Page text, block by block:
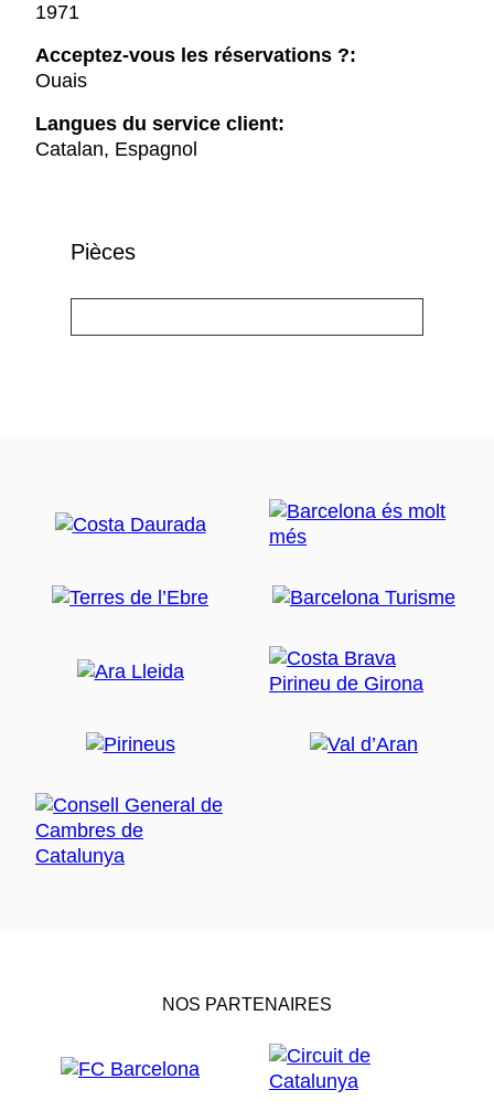
1971
Acceptez-vous les réservations ?:
Ouais
Langues du service client:
Catalan, Espagnol
Pièces
NOS PARTENAIRES